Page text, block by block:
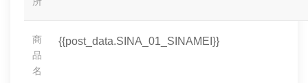
商
品
名
{{post_data.SINA_01_SINAMEI}}